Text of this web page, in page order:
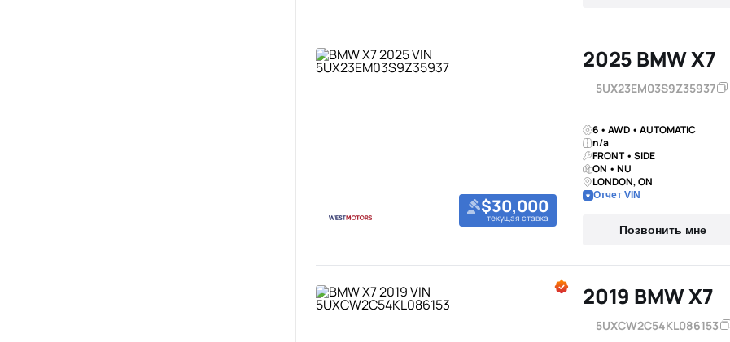
$30,000
текущая ставка
2025 BMW X7
5UX23EM03S9Z35937
6 • AWD • AUTOMATIC
n/a
FRONT • SIDE
ON • NU
LONDON, ON
Отчет VIN
Позвонить мне
2019 BMW X7
5UXCW2C54KL086153